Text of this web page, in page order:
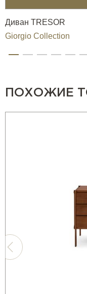
Диван TRESOR
Giorgio Collection
ПОХОЖИЕ